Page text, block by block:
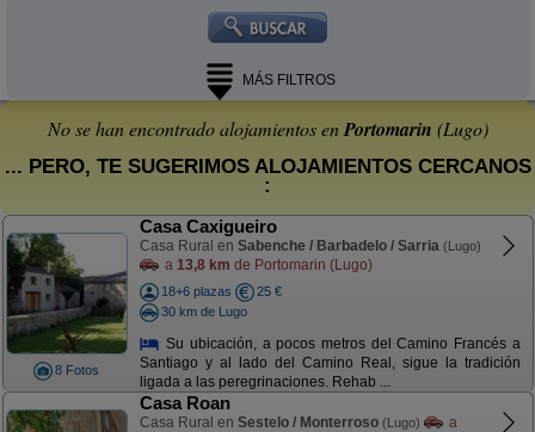
MÁS FILTROS
No se han encontrado alojamientos enPortomarin (Lugo)
... PERO, TE SUGERIMOS ALOJAMIENTOS CERCANOS
:
8 Fotos
Casa Caxigueiro
Casa Rural en Sabenche / Barbadelo / Sarria (Lugo)
a 13,8 km de Portomarin (Lugo)
18+6 plazas
25 €
30 km de Lugo
Su ubicación, a pocos metros del Camino Francés a
Santiago y al lado del Camino Real, sigue la tradición
ligada a las peregrinaciones. Rehab ...
Casa Roan
Casa Rural en Sestelo / Monterroso (Lugo)
a